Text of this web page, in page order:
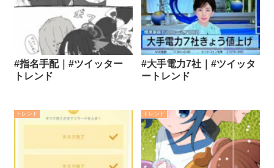
#指名手配｜#ツイッター
トレンド
#大手電力7社｜#ツイッタ
ートレンド
トレンド トレンド